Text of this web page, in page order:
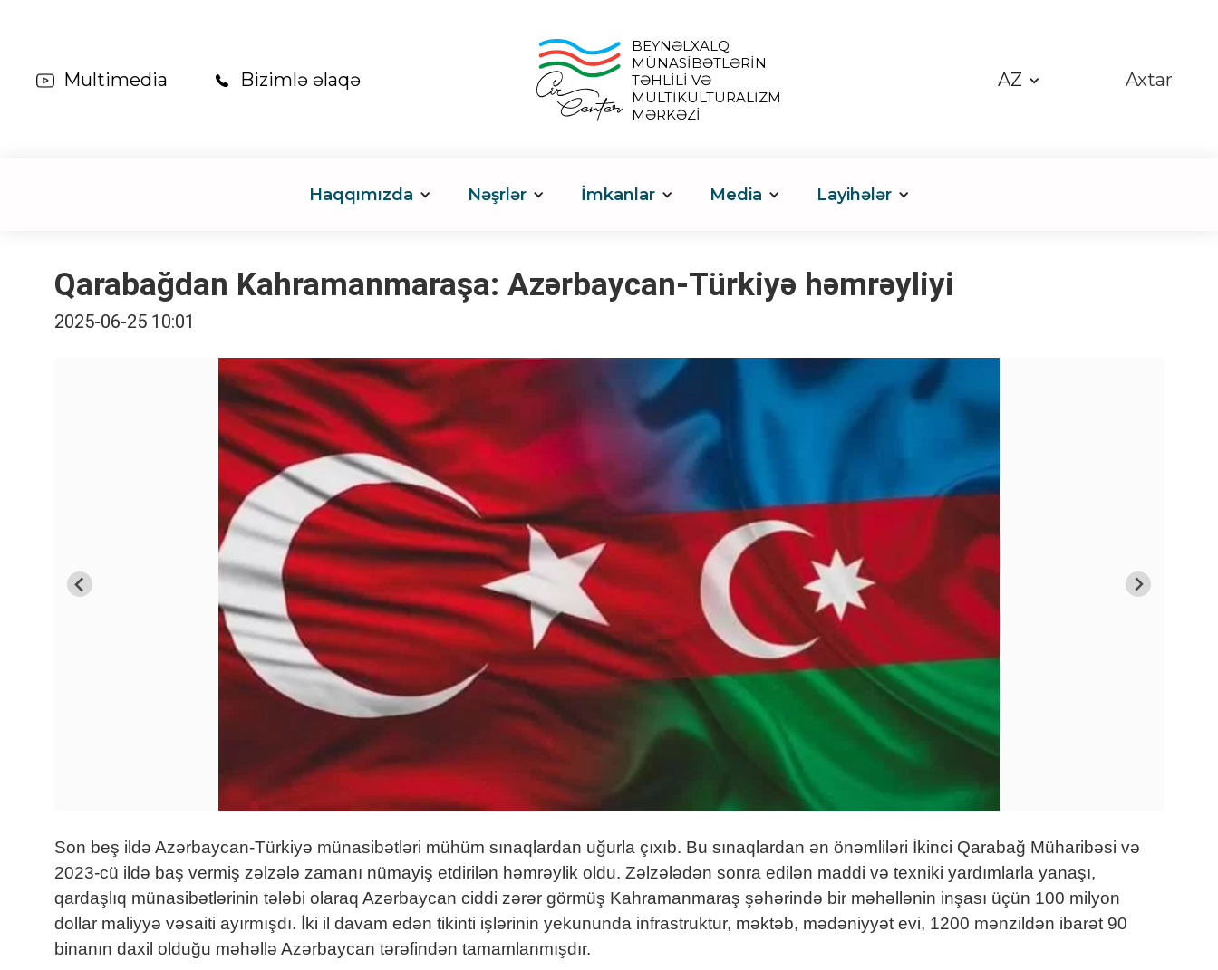
Multimedia Bizimlə əlaqə
BEYNƏLXALQ
MÜNASİBƏTLƏRİN
TƏHLİLİ VƏ
MULTİKULTURALİZM
MƏRKƏZİ
AZ Axtar
Haqqımızda Nəşrlər İmkanlar Media Layihələr
Qarabağdan Kahramanmaraşa: Azərbaycan-Türkiyə həmrəyliyi
2025-06-25 10:01
Son beş ildə Azərbaycan-Türkiyə münasibətləri mühüm sınaqlardan uğurla çıxıb. Bu sınaqlardan ən önəmliləri İkinci Qarabağ Müharibəsi və
2023-cü ildə baş vermiş zəlzələ zamanı nümayiş etdirilən həmrəylik oldu. Zəlzələdən sonra edilən maddi və texniki yardımlarla yanaşı,
qardaşlıq münasibətlərinin tələbi olaraq Azərbaycan ciddi zərər görmüş Kahramanmaraş şəhərində bir məhəllənin inşası üçün 100 milyon
dollar maliyyə vəsaiti ayırmışdı. İki il davam edən tikinti işlərinin yekununda infrastruktur, məktəb, mədəniyyət evi, 1200 mənzildən ibarət 90
binanın daxil olduğu məhəllə Azərbaycan tərəfindən tamamlanmışdır.